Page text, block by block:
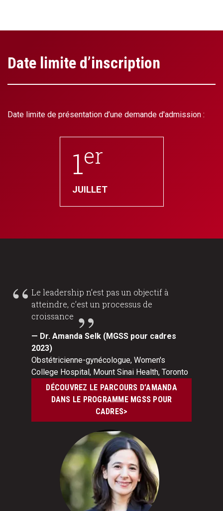
Date limite d’inscription
Date limite de présentation d’une demande d'admission :
1er
JUILLET
Le leadership n’est pas un objectif à
atteindre, c’est un processus de
croissance
— Dr. Amanda Selk (MGSS pour cadres
2023)
Obstétricienne-gynécologue, Women's
College Hospital, Mount Sinai Health, Toronto
DÉCOUVREZ LE PARCOURS D’AMANDA
DANS LE PROGRAMME MGSS POUR
CADRES>